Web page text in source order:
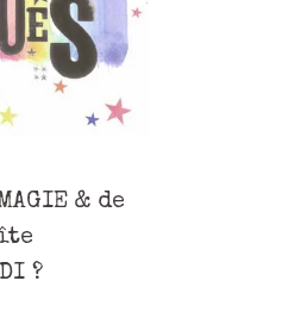
& de
?